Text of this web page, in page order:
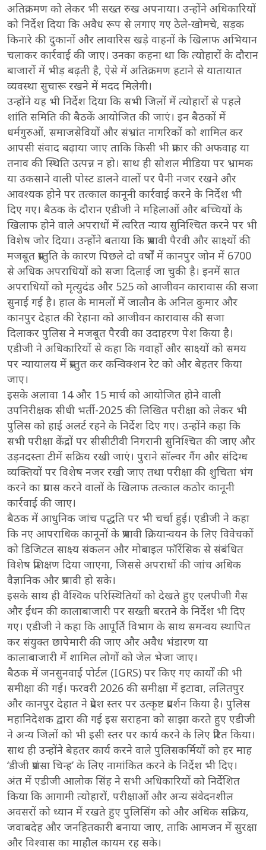
अतिक्रमण को लेकर भी सख्त रुख अपनाया। उन्होंने अधिकारियों
को निर्देश दिया कि अवैध रूप से लगाए गए ठेले-खोमचे, सड़क
किनारे की दुकानों और लावारिस खड़े वाहनों के खिलाफ अभियान
चलाकर कार्रवाई की जाए। उनका कहना था कि त्योहारों के दौरान
बाजारों में भीड़ बढ़ती है, ऐसे में अतिक्रमण हटाने से यातायात
व्यवस्था सुचारू रखने में मदद मिलेगी।
उन्होंने यह भी निर्देश दिया कि सभी जिलों में त्योहारों से पहले
शांति समिति की बैठकें आयोजित की जाएं। इन बैठकों में
धर्मगुरुओं, समाजसेवियों और संभ्रांत नागरिकों को शामिल कर
आपसी संवाद बढ़ाया जाए ताकि किसी भी प्रकार की अफवाह या
तनाव की स्थिति उत्पन्न न हो। साथ ही सोशल मीडिया पर भ्रामक
या उकसाने वाली पोस्ट डालने वालों पर पैनी नजर रखने और
आवश्यक होने पर तत्काल कानूनी कार्रवाई करने के निर्देश भी
दिए गए। बैठक के दौरान एडीजी ने महिलाओं और बच्चियों के
खिलाफ होने वाले अपराधों में त्वरित न्याय सुनिश्चित करने पर भी
विशेष जोर दिया। उन्होंने बताया कि प्रभावी पैरवी और साक्ष्यों की
मजबूत प्रस्तुति के कारण पिछले दो वर्षों में कानपुर जोन में 6700
से अधिक अपराधियों को सजा दिलाई जा चुकी है। इनमें सात
अपराधियों को मृत्युदंड और 525 को आजीवन कारावास की सजा
सुनाई गई है। हाल के मामलों में जालौन के अनिल कुमार और
कानपुर देहात की रेहाना को आजीवन कारावास की सजा
दिलाकर पुलिस ने मजबूत पैरवी का उदाहरण पेश किया है।
एडीजी ने अधिकारियों से कहा कि गवाहों और साक्ष्यों को समय
पर न्यायालय में प्रस्तुत कर कन्विक्शन रेट को और बेहतर किया
जाए।
इसके अलावा 14 और 15 मार्च को आयोजित होने वाली
उपनिरीक्षक सीधी भर्ती-2025 की लिखित परीक्षा को लेकर भी
पुलिस को हाई अलर्ट रहने के निर्देश दिए गए। उन्होंने कहा कि
सभी परीक्षा केंद्रों पर सीसीटीवी निगरानी सुनिश्चित की जाए और
उड़नदस्ता टीमें सक्रिय रखी जाएं। पुराने सॉल्वर गैंग और संदिग्ध
व्यक्तियों पर विशेष नजर रखी जाए तथा परीक्षा की शुचिता भंग
करने का प्रयास करने वालों के खिलाफ तत्काल कठोर कानूनी
कार्रवाई की जाए।
बैठक में आधुनिक जांच पद्धति पर भी चर्चा हुई। एडीजी ने कहा
कि नए आपराधिक कानूनों के प्रभावी क्रियान्वयन के लिए विवेचकों
को डिजिटल साक्ष्य संकलन और मोबाइल फॉरेंसिक से संबंधित
विशेष प्रशिक्षण दिया जाएगा, जिससे अपराधों की जांच अधिक
वैज्ञानिक और प्रभावी हो सके।
इसके साथ ही वैश्विक परिस्थितियों को देखते हुए एलपीजी गैस
और ईंधन की कालाबाजारी पर सख्ती बरतने के निर्देश भी दिए
गए। एडीजी ने कहा कि आपूर्ति विभाग के साथ समन्वय स्थापित
कर संयुक्त छापेमारी की जाए और अवैध भंडारण या
कालाबाजारी में शामिल लोगों को जेल भेजा जाए।
बैठक में जनसुनवाई पोर्टल (IGRS) पर किए गए कार्यों की भी
समीक्षा की गई। फरवरी 2026 की समीक्षा में इटावा, ललितपुर
और कानपुर देहात ने प्रदेश स्तर पर उत्कृष्ट प्रदर्शन किया है। पुलिस
महानिदेशक द्वारा की गई इस सराहना को साझा करते हुए एडीजी
ने अन्य जिलों को भी इसी स्तर पर कार्य करने के लिए प्रेरित किया।
साथ ही उन्होंने बेहतर कार्य करने वाले पुलिसकर्मियों को हर माह
‘डीजी प्रशंसा चिन्ह’ के लिए नामांकित करने के निर्देश भी दिए।
अंत में एडीजी आलोक सिंह ने सभी अधिकारियों को निर्देशित
किया कि आगामी त्योहारों, परीक्षाओं और अन्य संवेदनशील
अवसरों को ध्यान में रखते हुए पुलिसिंग को और अधिक सक्रिय,
जवाबदेह और जनहितकारी बनाया जाए, ताकि आमजन में सुरक्षा
और विश्वास का माहौल कायम रह सके।